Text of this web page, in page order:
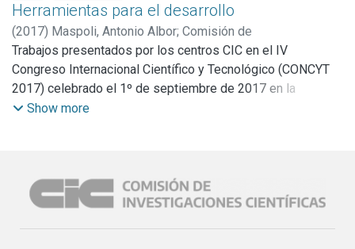
Herramientas para el desarrollo
(2017) Maspoli, Antonio Albor; Comisión de
Investigaciones Científicas de la Provincia de Buenos Aires
Trabajos presentados por los centros CIC en el IV
Congreso Internacional Científico y Tecnológico (CONCYT
2017) celebrado el 1º de septiembre de 2017 en la
Universidad Nacional de Quilmes.
Show more